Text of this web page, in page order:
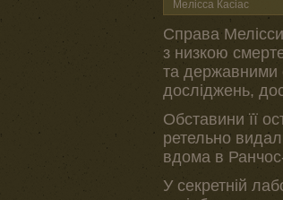
Мелісса Касіас
Справа
з низкою
та державними
досліджень,
Обставини її
ретельно
вдома в
У секретній